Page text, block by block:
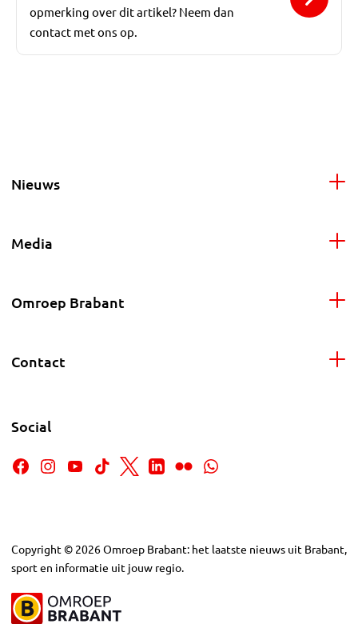
opmerking over dit artikel? Neem dan
contact met ons op.
Nieuws
Media
Omroep Brabant
Contact
Social
Copyright © 2026Omroep Brabant: het laatste nieuws uit Brabant,
sport en informatie uit jouw regio.